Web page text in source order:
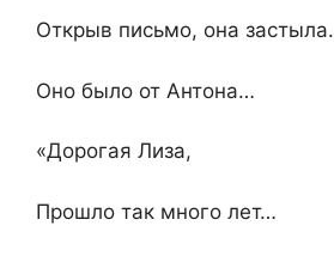
Открыв письмо, она застыла.
Оно было от Антона…
«Дорогая Лиза,
Прошло так много лет…